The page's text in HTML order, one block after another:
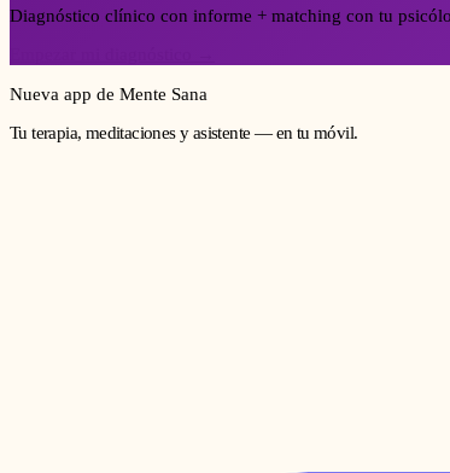
Diagnóstico clínico con informe + matching con tu
Nueva app de Mente Sana
Tu terapia, meditaciones y asistente — en tu móvil.